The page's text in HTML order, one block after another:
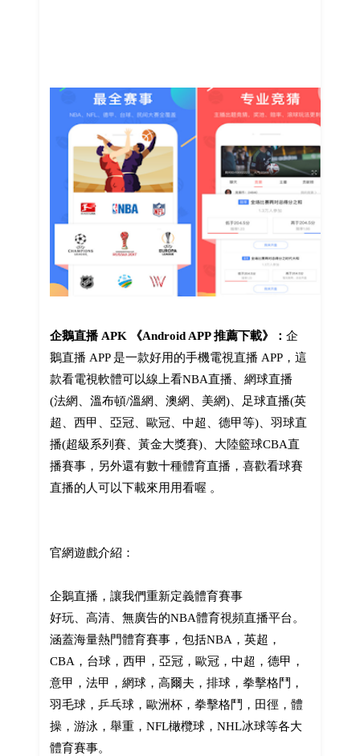
企鵝直播 APK 《Android APP 推薦下載》： 企
鵝直播 APP 是一款好用的手機電視直播 APP，這
款看電視軟體可以線上看NBA直播、網球直播
(法網、溫布頓/溫網、澳網、美網)、足球直播(英
超、西甲、亞冠、歐冠、中超、德甲等)、羽球直
播(超級系列賽、黃金大獎賽)、大陸籃球CBA直
播賽事，另外還有數十種體育直播，喜歡看球賽
直播的人可以下載來用用看喔 。
官網遊戲介紹：
企鵝直播，讓我們重新定義體育賽事
好玩、高清、無廣告的NBA體育視頻直播平台。
涵蓋海量熱門體育賽事，包括NBA，英超，
CBA，台球，西甲，亞冠，歐冠，中超，德甲，
意甲，法甲，網球，高爾夫，排球，拳擊格鬥，
羽毛球，乒乓球，歐洲杯，拳擊格鬥，田徑，體
操，游泳，舉重，NFL橄欖球，NHL冰球等各大
體育賽事。